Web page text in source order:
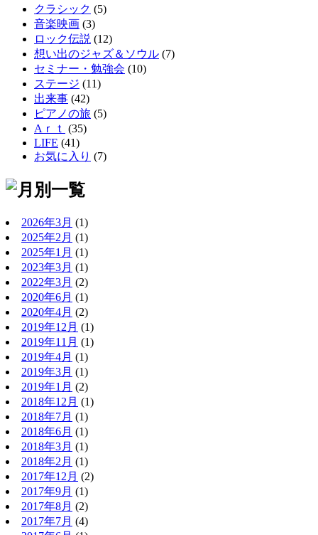
クラシック (5)
音楽映画 (3)
ロック伝説 (12)
想い出のジャズ＆ソウル (7)
セミナー・勉強会 (10)
ステージ (11)
出来事 (42)
ピアノの旅 (5)
Aｒｔ (35)
LIFE (41)
お気に入り (7)
2026年3月 (1)
2025年2月 (1)
2025年1月 (1)
2023年3月 (1)
2022年3月 (2)
2020年6月 (1)
2020年4月 (2)
2019年12月 (1)
2019年11月 (1)
2019年4月 (1)
2019年3月 (1)
2019年1月 (2)
2018年12月 (1)
2018年7月 (1)
2018年6月 (1)
2018年3月 (1)
2018年2月 (1)
2017年12月 (2)
2017年9月 (1)
2017年8月 (2)
2017年7月 (4)